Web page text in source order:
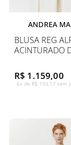
ANDREA
BLUSA REG
ACINTURADO
R$ 1.159,00
6x de R$ 193,17 sem